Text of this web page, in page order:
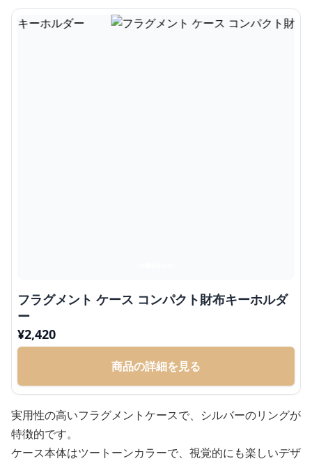
フラグメント ケース コンパクト財布キーホルダ
ー
¥2,420
商品の詳細を見る
実用性の高いフラグメントケースで、シルバーのリングが
特徴的です。
ケース本体はツートーンカラーで、視覚的にも楽しいデザ